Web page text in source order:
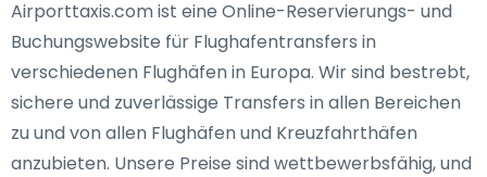
Airporttaxis.com ist eine Online-Reservierungs- und
Buchungswebsite für Flughafentransfers in
verschiedenen Flughäfen in Europa. Wir sind bestrebt,
sichere und zuverlässige Transfers in allen Bereichen
zu und von allen Flughäfen und Kreuzfahrthäfen
anzubieten. Unsere Preise sind wettbewerbsfähig, und